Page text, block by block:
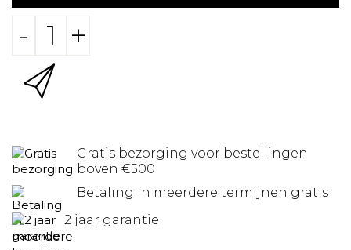
- +
Gratis bezorging voor bestellingen
boven €500
Betaling in meerdere termijnen gratis
2 jaar garantie